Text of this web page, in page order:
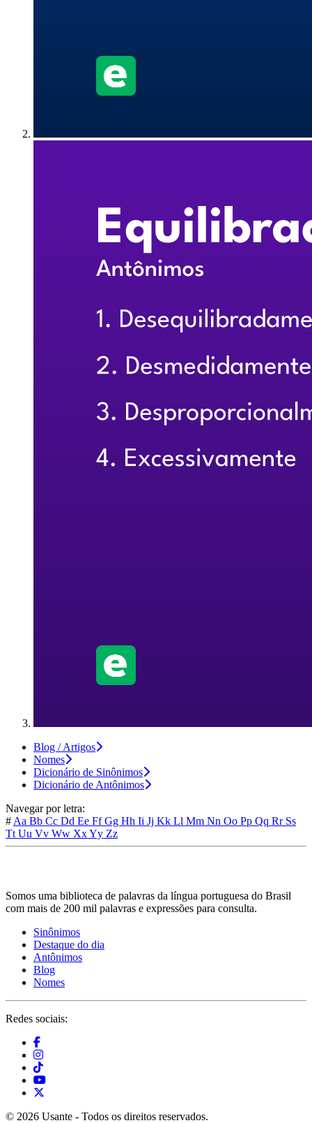
Blog / Artigos
Nomes
Dicionário de Sinônimos
Dicionário de Antônimos
Navegar por letra:
# Aa Bb Cc Dd Ee FfGg Hh Ii Jj Kk Ll Mm Nn Oo Pp Qq Rr Ss
Tt Uu Vv Ww XxYy Zz
Somos uma biblioteca de palavras da língua portuguesa do Brasil
com mais de 200 mil palavras e expressões para consulta.
Sinônimos
Destaque do dia
Antônimos
Blog
Nomes
Redes sociais:
© 2026 Usante - Todos os direitos reservados.